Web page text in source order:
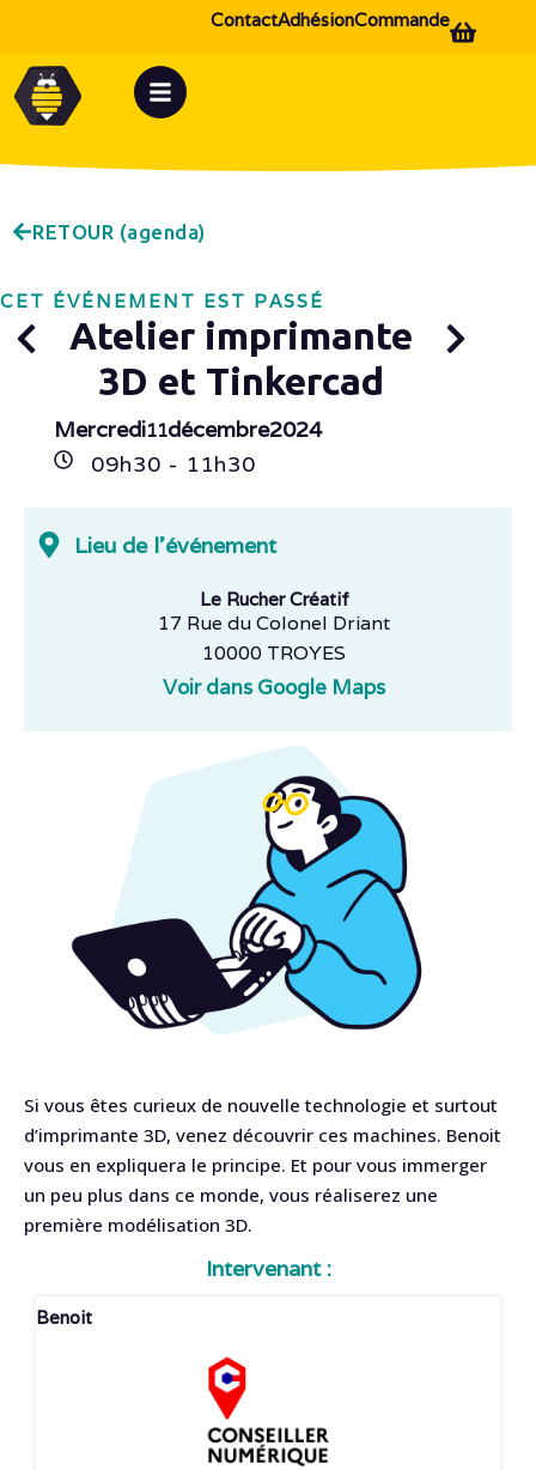
Commande
Adhésion
Contact
RETOUR (agenda)
CET ÉVÉNEMENT EST PASSÉ
Atelier imprimante
3D et Tinkercad
Mercredi11décembre2024
09h30 - 11h30
Lieu de l'événement
Le Rucher Créatif
17 Rue du Colonel Driant
10000 TROYES
Voir dans Google Maps
Si vous êtes curieux de nouvelle technologie et surtout
d’imprimante 3D, venez découvrir ces machines. Benoit
vous en expliquera le principe. Et pour vous immerger
un peu plus dans ce monde, vous réaliserez une
première modélisation 3D.
Intervenant :
Benoit